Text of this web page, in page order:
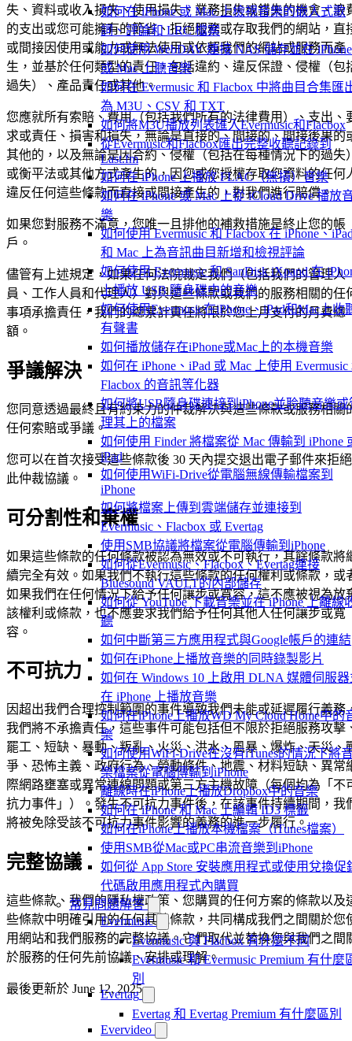
如何在 iPhone 或 Mac 上檢視音樂的嵌入式歌
詞、評論和 LRC 檔案
如何使用 WebDAV 連接 NAS 儲存並在 iPhone
或 Mac 上聽音樂
如何在 Evermusic 和 Flacbox 中將曲目合集匯
為 M3U、CSV 和 TXT
如何將M3U播放列表匯入Evermusic和Flacbox
從Evermusic和Flacbox匯出完整收聽記錄到
Last.fm
如何在 iPhone 上播放 FLAC（無損）音樂
如何在 iPhone 或 Mac 上從 iCloud Drive 播放
樂
如何使用 Evermusic 和 Flacbox 在 iPhone、
和 Mac 上為音訊曲目新增和檢視評論
如何使用 Evermusic 和 SanDisk iXpand 在
上播放 USB 隨身碟中的音樂
如何使用Evermusic在iPhone、iPad和Mac上收
有聲書
如何播放儲存在iPhone或Mac上的本機音樂
如何在 iPhone、iPad 或 Mac 上使用 Evermusic
Flacbox 的音訊等化器
如何將USB隨身碟連接到iPhone並聆聽音樂或
理其上的檔案
如何使用 Finder 將檔案從 Mac 傳輸到 iPhone
iPad
如何使用WiFi-Drive從電腦無線傳輸檔案到
iPhone
如何將檔案上傳到雲端儲存並連接到
Evermusic、Flacbox 或 Evertag
使用SMB協議將檔案從電腦傳輸到iPhone
如何從Evermusic、Flacbox、Evertag連接
Bluesound VAULT的內部儲存
如何從 YouTube 下載音樂並在 iPhone 上離線
聽
如何中斷第三方應用程式與Google帳戶的連結
如何在iPhone上播放音樂的同時錄製影片
如何在 Windows 10 上啟用 DLNA 媒體伺服
在 iPhone 上播放音樂
如何在iPhone上播放WD My Cloud Home中的
樂
如何使用WiFi-Drive在沒有iTunes的情況下將
樂檔案從電腦傳輸到iPhone
離線時在iPhone上播放Dropbox中的音樂
如何在 iPhone 和 Mac 上編輯 ID3 標籤
如何在iPhone上播放本機檔案（iTunes檔案）
使用SMB從Mac或PC串流音樂到iPhone
如何從 App Store 安裝應用程式或使用兌換促
代碼啟用應用程式內購買
常見問題解答
Evermusic
Evermusic 與 Flacbox 有什麼不同
Evermusic 和 Evermusic Premium 有什麼
別
Evertag
Evertag 和 Evertag Premium 有什麼區別
Evervideo
失、資料或收入損失、使用損失、業務損失或錯失的機會、浪
的支出或您可能擁有的節省、拒絕服務或存取我們的網站，直
或間接因使用或能力或無法使用或依賴我們的網站或服務而產
生，並基於任何類型的責任，包括違約、違反保證、侵權（包
過失）、產品責任或其他。
您應就所有索賠、費用（包括我們所有的法律費用）、支出、
求或責任、損害和損失，無論是直接的、間接的、間接後果的
其他的，以及無論是因合約、侵權（包括在每種情況下的過失
或衡平法或其他方式產生的，因您或您授權存取您資料的任何
違反任何這些條款而直接或間接產生的，對我們進行賠償。
如果您對服務不滿意，您唯一且排他的補救措施是終止您的帳
戶。
儘管有上述規定，如果任何法院裁定我們（包括我們的管理人
員、工作人員和代理人）對與這些條款或我們的服務相關的任
事項承擔責任，我們的總累計責任將限於您上月支付的月費總
額。
爭議解決
您同意透過最終且有約束力的仲裁解決與這些條款或服務相關
任何索賠或爭議。
您可以在首次接受這些條款後 30 天內提交退出電子郵件來拒絕
此仲裁協議。
可分割性和棄權
如果這些條款的任何條款被認為無效或不可執行，其餘條款將
續完全有效。如果我們不執行這些條款的任何權利或條款，或
如果我們在任何情況下給予任何讓步或寬容，這不應被視為放
該權利或條款，也不應要求我們給予任何其他人任何讓步或寬
容。
不可抗力
因超出我們合理控制範圍的事件導致我們未能或延遲履行義務
我們將不承擔責任，這些事件可能包括但不限於拒絕服務攻擊
罷工、短缺、暴動、叛亂、火災、洪水、風暴、爆炸、天災、
爭、恐怖主義、政府行為、勞動條件、地震、材料短缺、異常
際網路壅塞或異常連線問題或第三方主機故障（每個均為「不
抗力事件」）。發生不可抗力事件後，在該事件持續期間，我
將被免除受該不可抗力事件影響的義務的進一步履行。
完整協議
這些條款、我們的隱私權政策、您購買的任何方案的條款以及
些條款中明確引用的任何其他條款，共同構成我們之間關於您
用網站和我們服務的完整協議。它們取代並替換您與我們之間
於服務的任何先前協議、安排或理解。
最後更新於 June 12, 2025